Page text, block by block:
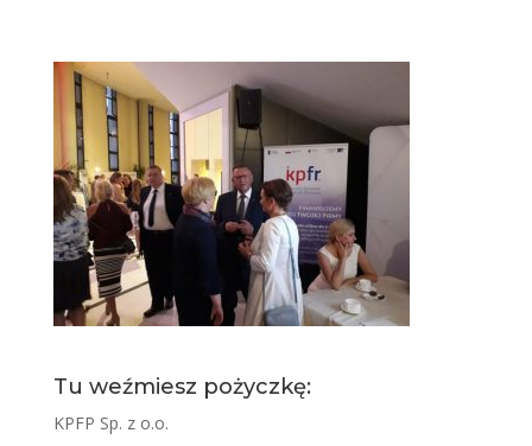
Tu weźmiesz pożyczkę:
KPFP Sp. z o.o.